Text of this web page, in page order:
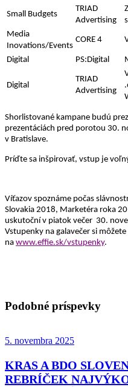
Small Budgets
TRIAD
Advertising
Media
Inovations/Events
CORE 4
Digital
PS:Digital
Digital
TRIAD
Advertising
Shorlistované kampane budú
prezentáciách pred porotou 30.
v Bratislave.
Príďte sa inšpirovať, vstup je
Víťazov spoznáme počas
Slovakia 2018, Marketéra roka
uskutoční v piatok večer 30.
Vstupenky na galavečer si
na www.effie.sk/vstupenky.
Podobné príspevky
5. novembra 2025
KRAS A BDO
REBRÍČEK